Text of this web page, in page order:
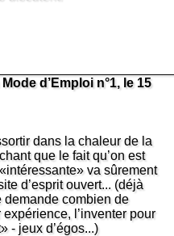
d’Emploi n°1, le 15
dans la chaleur de la
que le fait qu’on est
va sûrement
d’esprit ouvert... (déjà
demande combien de
l’inventer pour
- jeux d’égos...)